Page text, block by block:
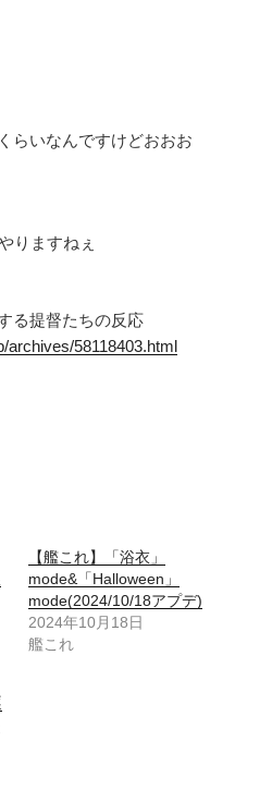
らいなんですけどおおお
りますねぇ
る提督たちの反応
archives/58118403.html
【艦これ】「浴衣」
mode&「Halloween」
mode(2024/10/18アプデ)
2024年10月18日
艦これ